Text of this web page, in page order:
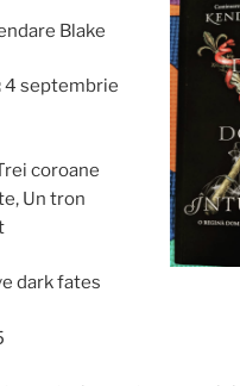
Blake
4 septembrie
coroane
Un tron
dark fates